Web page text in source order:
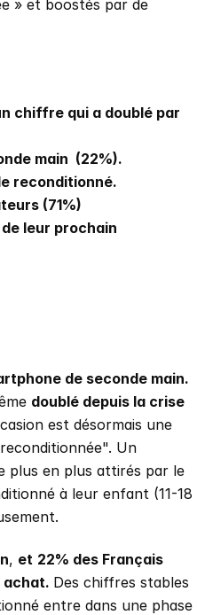
» et boostés par de
chiffre qui a doublé par
main  (22%).
reconditionné.
(71%)
leur prochain
doublé depuis la crise
est désormais une
Un
plus en plus attirés par le
à leur enfant (11-18
, et 22% des Français
achat. Des chiffres stables
entre dans une phase